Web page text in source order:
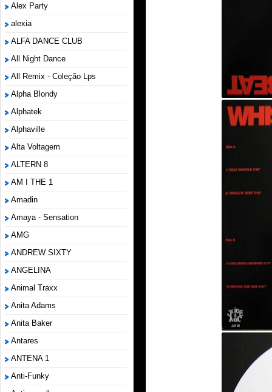
Alex Party
alexia
ALFA DANCE CLUB
All Night Dance
All Remix - Coleção Lps
Alpha Blondy
Alphatek
Alphaville
Alta Voltagem
ALTERN 8
AM I THE 1
Amadin
Amaya - Sensation
AMG
ANDREW SIXTY
ANGELINA
Animal Traxx
Anita Adams
Anita Baker
Antares
ANTENA 1
Anti-Funky